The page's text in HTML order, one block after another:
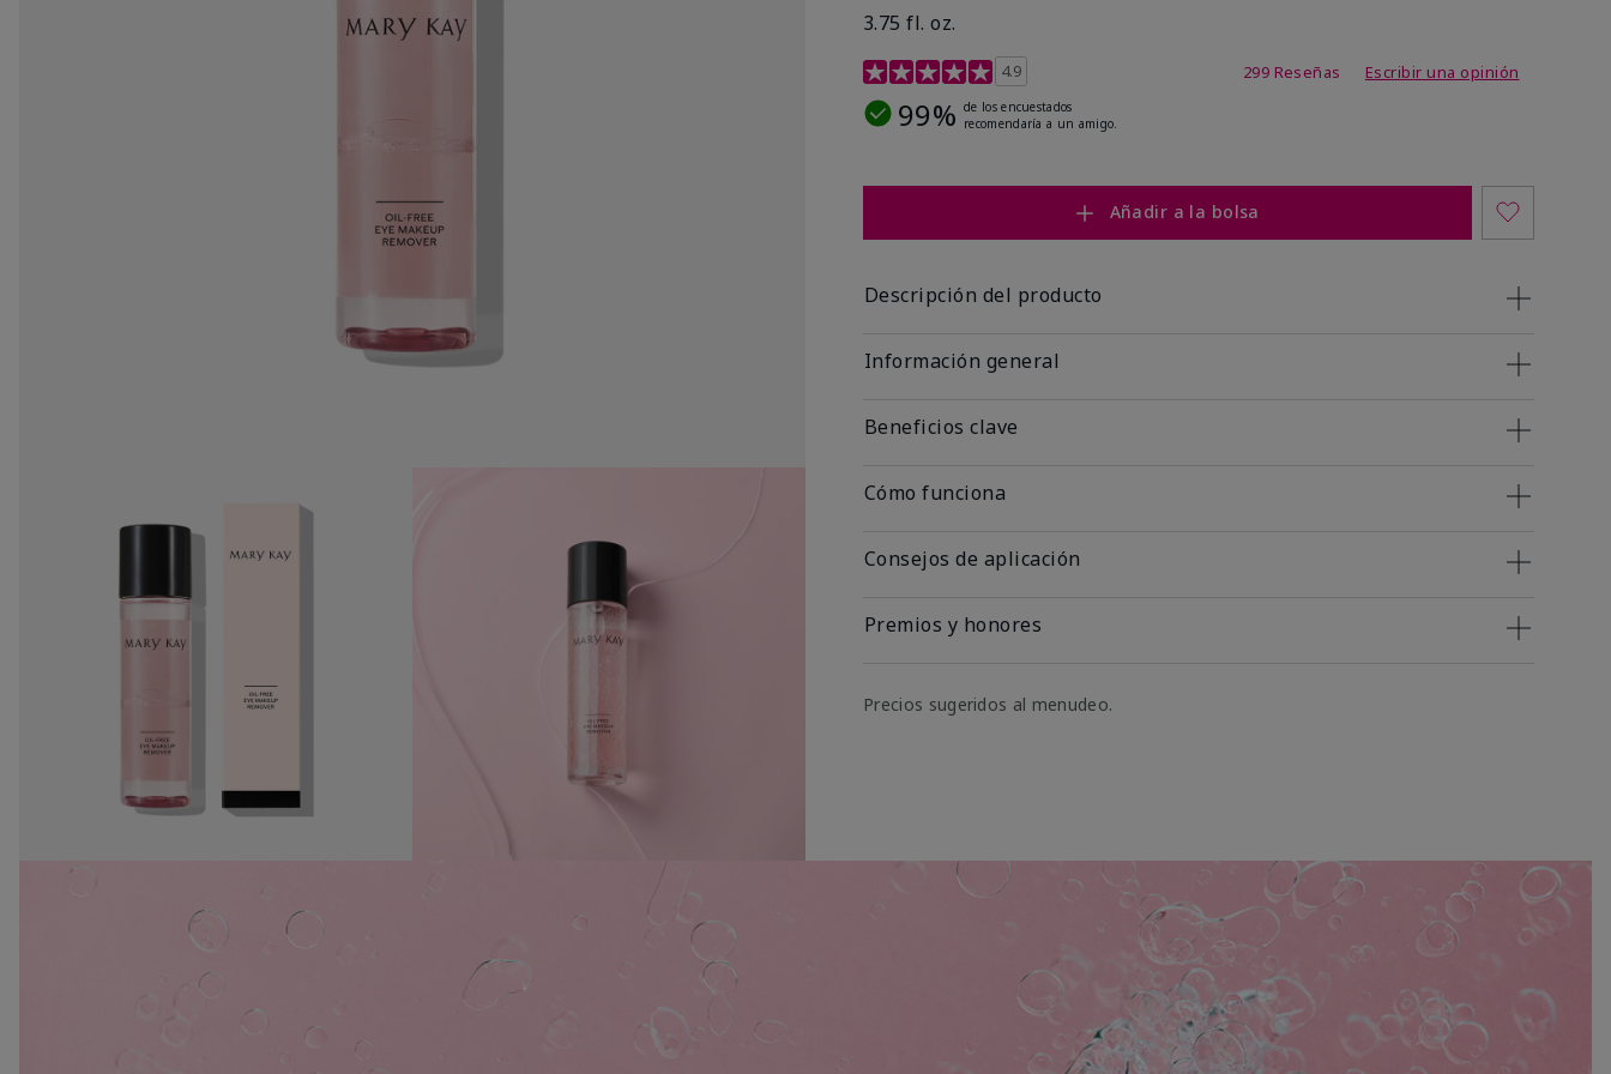
3.75 fl. oz.
Calificación de clientes de 4,8 de 5
4.9 299 Reseñas Escribir una opinión
99% de los encuestados
recomendaría a un amigo.
Añadir a la bolsa
Descripción del producto
Información general
Beneficios clave
Cómo funciona
Consejos de aplicación
Premios y honores
Precios sugeridos al menudeo.